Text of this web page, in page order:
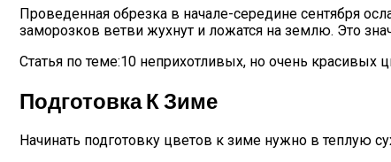
Проведенная обрезка в начале-середине сентября
заморозков ветви жухнут и ложатся на землю. Это
Статья по теме:10 неприхотливых, но очень красивых
Подготовка К Зиме
Начинать подготовку цветов к зиме нужно в теплую